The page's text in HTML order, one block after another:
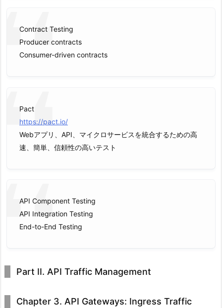
Contract Testing
Producer contracts
Consumer-driven contracts
Pact
https://pact.io/
Webアプリ、API、マイクロサービスを統合するための高
速、簡単、信頼性の高いテスト
API Component Testing
API Integration Testing
End-to-End Testing
Part II. API Traffic Management
Chapter 3. API Gateways: Ingress Traffic